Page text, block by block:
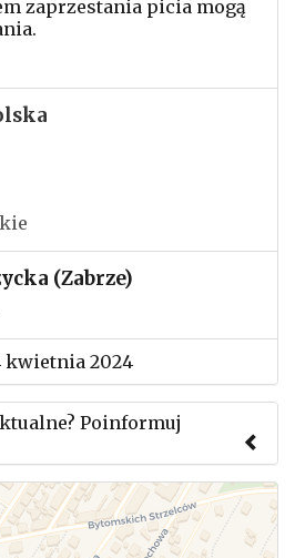
zaprzestania picia mogą
(Zabrze)
kwietnia 2024
Poinformuj
aby przesłać informację o
mityngu.